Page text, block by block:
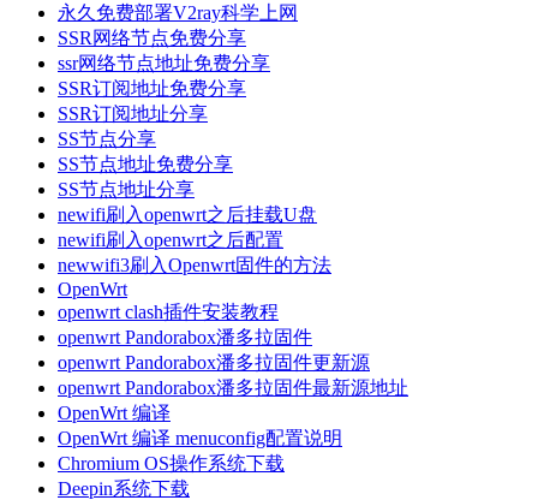
永久免费部署V2ray科学上网
SSR网络节点免费分享
ssr网络节点地址免费分享
SSR订阅地址免费分享
SSR订阅地址分享
SS节点分享
SS节点地址免费分享
SS节点地址分享
newifi刷入openwrt之后挂载U盘
newifi刷入openwrt之后配置
newwifi3刷入Openwrt固件的方法
OpenWrt
openwrt clash插件安装教程
openwrt Pandorabox潘多拉固件
openwrt Pandorabox潘多拉固件更新源
openwrt Pandorabox潘多拉固件最新源地址
OpenWrt 编译
OpenWrt 编译 menuconfig配置说明
Chromium OS操作系统下载
Deepin系统下载